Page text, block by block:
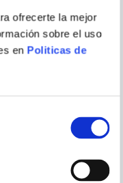
ofrecerte la mejor
sobre el uso
en Politicas de
FUJIKAWA;
NA
TENSEI N.11
VER TODOS